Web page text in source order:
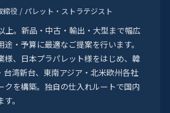
締役 / パレット・ストラテジスト
上。新品・中古・輸出・大型まで幅広
・予算に最適なご提案を行います。
様、日本プラパレット様をはじめ、韓
台湾新台、東南アジア・北米欧州各社
クを構築。独自の仕入れルートで国内
。